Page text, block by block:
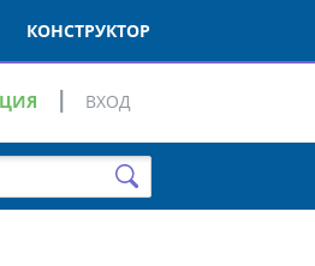
КОНСТРУКТОР
ВХОД